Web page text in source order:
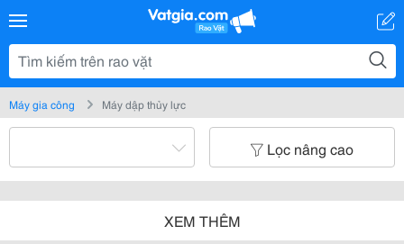
Máy gia công Máy dập thủy lực
Lọc nâng cao
XEM THÊM